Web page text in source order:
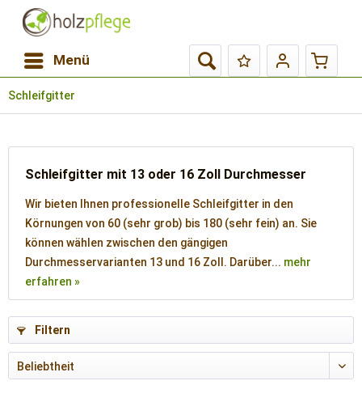
Menü
Schleifgitter
Schleifgitter mit 13 oder 16 Zoll Durchmesser
Wir bieten Ihnen professionelle Schleifgitter in den
Körnungen von 60 (sehr grob) bis 180 (sehr fein) an. Sie
können wählen zwischen den gängigen
Durchmesservarianten 13 und 16 Zoll. Darüber... mehr
erfahren »
Filtern